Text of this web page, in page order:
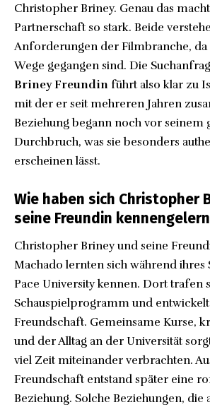
Christopher Briney. Genau das
Partnerschaft so stark. Beide
Anforderungen der Filmbranche, da
Wege gegangen sind. Die
Briney Freundin führt also klar zu
mit der er seit mehreren Jahren
Beziehung begann noch vor seinem
Durchbruch, was sie besonders
erscheinen lässt.
Wie haben sich Christopher
seine Freundin
Christopher Briney und seine
Machado lernten sich während ihres
Pace University kennen. Dort trafen
Schauspielprogramm und
Freundschaft. Gemeinsame Kurse,
und der Alltag an der Universität
viel Zeit miteinander verbrachten.
Freundschaft entstand später eine
Beziehung. Solche Beziehungen, die